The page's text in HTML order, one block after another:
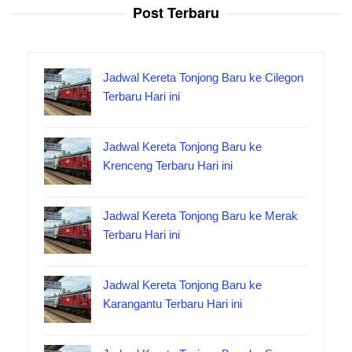
Post Terbaru
Jadwal Kereta Tonjong Baru ke Cilegon
Terbaru Hari ini
Jadwal Kereta Tonjong Baru ke
Krenceng Terbaru Hari ini
Jadwal Kereta Tonjong Baru ke Merak
Terbaru Hari ini
Jadwal Kereta Tonjong Baru ke
Karangantu Terbaru Hari ini